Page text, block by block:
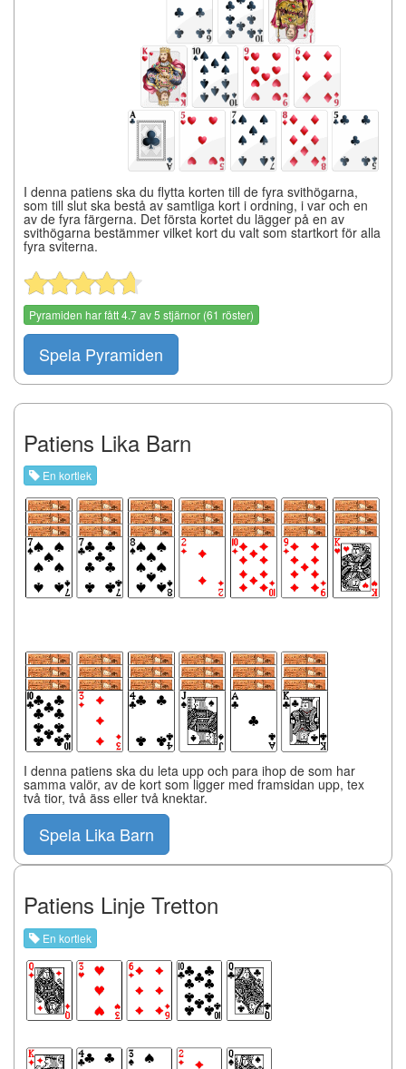
I denna patiens ska du flytta korten till de fyra svithögarna,
som till slut ska bestå av samtliga kort i ordning, i var och en
av de fyra färgerna. Det första kortet du lägger på en av
svithögarna bestämmer vilket kort du valt som startkort för alla
fyra sviterna.
Pyramiden har fått4.7av5 stjärnor (61 röster)
Spela Pyramiden
Patiens Lika Barn
En kortlek
I denna patiens ska du leta upp och para ihop de som har
samma valör, av de kort som ligger med framsidan upp, tex
två tior, två äss eller två knektar.
Spela Lika Barn
Patiens Linje Tretton
En kortlek